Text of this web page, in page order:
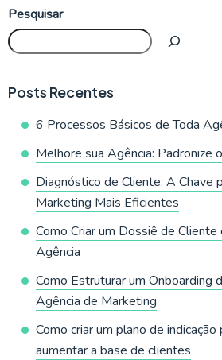
Pesquisar
Posts Recentes
6 Processos Básicos de Toda
Melhore sua Agência: Padronize
Diagnóstico de Cliente: A Chave
Marketing Mais Eficientes
Como Criar um Dossiê de
Agência
Como Estruturar um Onboarding
Agência de Marketing
Como criar um plano de indicação
aumentar a base de clientes